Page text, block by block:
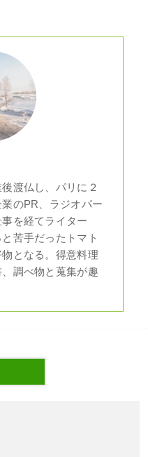
渡仏し、パリに２
のPR、ラジオパー
を経てライター
苦手だったトマト
となる。得意料理
調べ物と蒐集が趣